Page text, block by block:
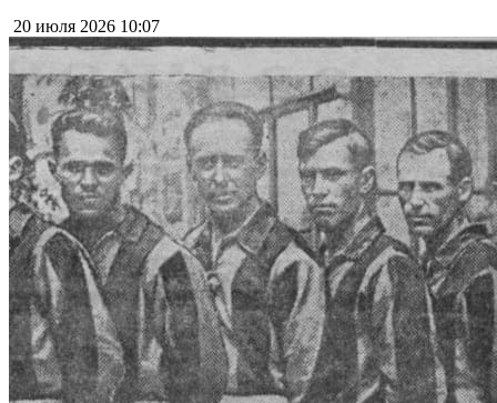
20 июля 2026 10:07